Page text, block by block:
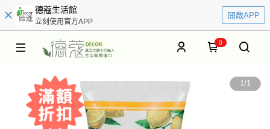
德蔻生活館
立刻使用官方APP
開啟APP
0
1/1